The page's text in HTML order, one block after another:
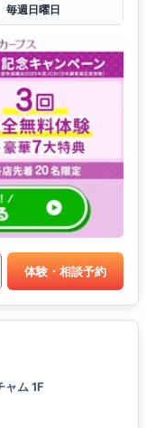
毎週日曜日
体験・相談予約
ャム 1F